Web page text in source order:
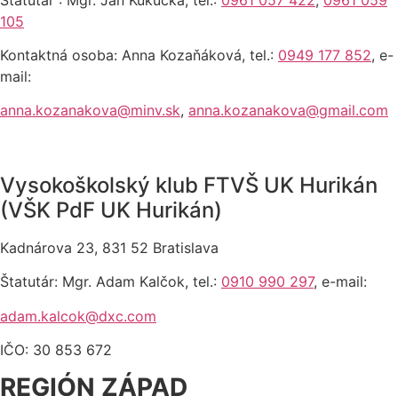
105
Kontaktná osoba: Anna Kozaňáková, tel.: 0949 177 852, e-
mail:
anna.kozanakova@minv.sk, anna.kozanakova@gmail.com
Vysokoškolský klub FTVŠ UK Hurikán
(VŠK PdF UK Hurikán)
Kadnárova 23, 831 52 Bratislava
Štatutár: Mgr. Adam Kalčok, tel.: 0910 990 297, e-mail:
adam.kalcok@dxc.com
IČO: 30 853 672
REGIÓN ZÁPAD